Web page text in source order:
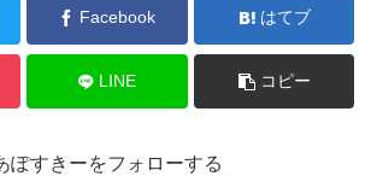
Facebook はてブ
LINE コピー
ぽすきーをフォローする